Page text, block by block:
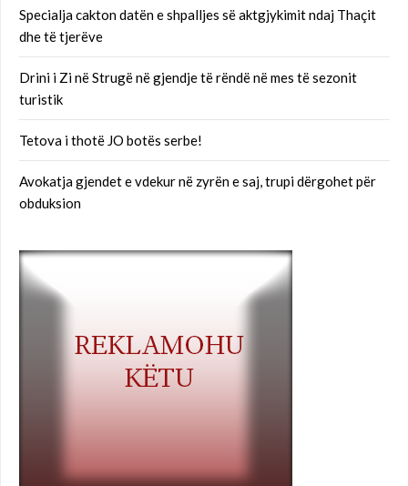
Specialja cakton datën e shpalljes së aktgjykimit ndaj Thaçit
dhe të tjerëve
Drini i Zi në Strugë në gjendje të rëndë në mes të sezonit
turistik
Tetova i thotë JO botës serbe!
Avokatja gjendet e vdekur në zyrën e saj, trupi dërgohet për
obduksion